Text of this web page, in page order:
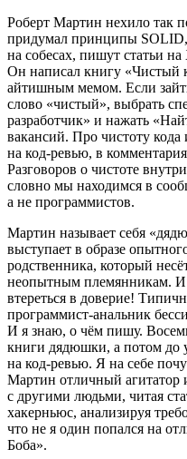
Роберт Мартин нехило так
придумал принципы
на собесах, пишут статьи
Он написал книгу «Чистый
айтишным мемом. Если
слово «чистый», выбрать
разработчик» и нажать
вакансий. Про чистоту кода
на код‑ревью, в
Разговоров о чистоте
словно мы находимся в
а не программистов.
Мартин называет себя
выступает в образе
родственника, который
неопытным племянникам. И
втереться в доверие!
программист‑анальник
И я знаю, о чём пишу.
книги дядюшки, а потом до
на код‑ревью. Я на себе
Мартин отличный агитатор
с другими людьми, читая
хакерньюс, анализируя
что не я один попался на
Боба».